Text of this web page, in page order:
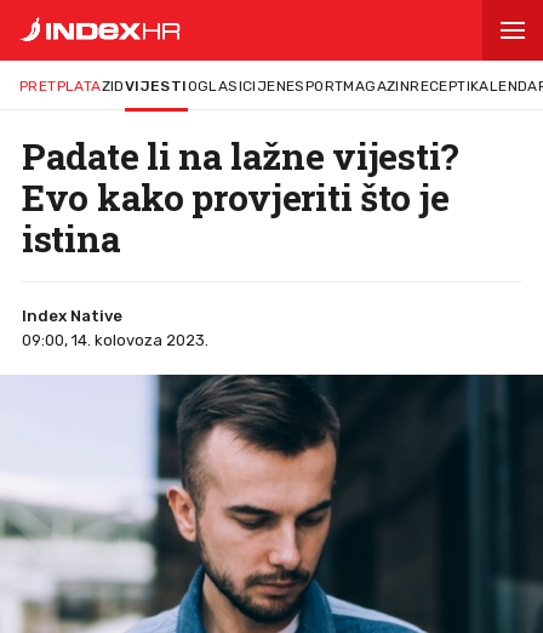
PRETPLATAZIDVIJESTIOGLASICIJENESPORTMAGAZINRECEPTI
Padate li na lažne vijesti?
Evo kako provjeriti što je
istina
Index Native
09:00, 14. kolovoza 2023.